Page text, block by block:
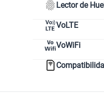
Lector de
VoLTE
VoWiFi